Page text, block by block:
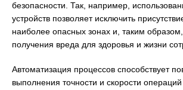
безопасности. Так, например,
устройств позволяет исключить
наиболее опасных зонах и, таким образом,
получения вреда для здоровья и жизни
Автоматизация процессов способствует
выполнения точности и скорости операций